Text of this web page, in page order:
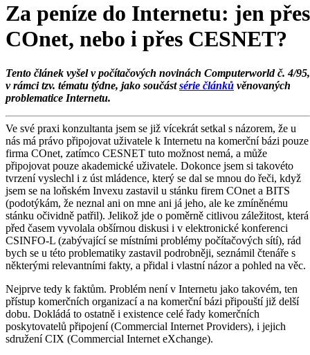
Za peníze do Internetu: jen přes
COnet, nebo i přes CESNET?
Tento článek vyšel v počítačových novinách Computerworld č. 4/95,
v rámci tzv. tématu týdne, jako součástsérie článků věnovaných
problematice Internetu.
Ve své praxi konzultanta jsem se již vícekrát setkal s názorem, že u
nás má právo připojovat uživatele k Internetu na komerční bázi pouze
firma COnet, zatímco CESNET tuto možnost nemá, a může
připojovat pouze akademické uživatele. Dokonce jsem si takovéto
tvrzení vyslechl i z úst mládence, který se dal se mnou do řeči, když
jsem se na loňském Invexu zastavil u stánku firem COnet a BITS
(podotýkám, že neznal ani on mne ani já jeho, ale ke zmíněnému
stánku očividně patřil). Jelikož jde o poměrně citlivou záležitost, která
před časem vyvolala obšírnou diskusi i v elektronické konferenci
CSINFO-L (zabývající se místními problémy počítačových sítí), rád
bych se u této problematiky zastavil podrobněji, seznámil čtenáře s
některými relevantními fakty, a přidal i vlastní názor a pohled na věc.
Nejprve tedy k faktům. Problém není v Internetu jako takovém, ten
přístup komerčních organizací a na komerční bázi připouští již delší
dobu. Dokládá to ostatně i existence celé řady komerčních
poskytovatelů připojení (Commercial Internet Providers), i jejich
sdružení CIX (Commercial Internet eXchange).